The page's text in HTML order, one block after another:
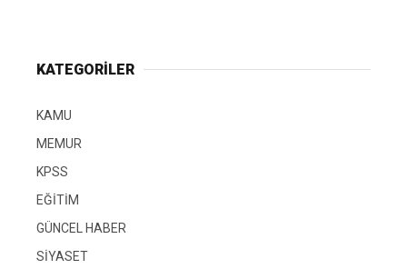
KATEGORİLER
KAMU
MEMUR
KPSS
EĞİTİM
GÜNCEL HABER
SİYASET